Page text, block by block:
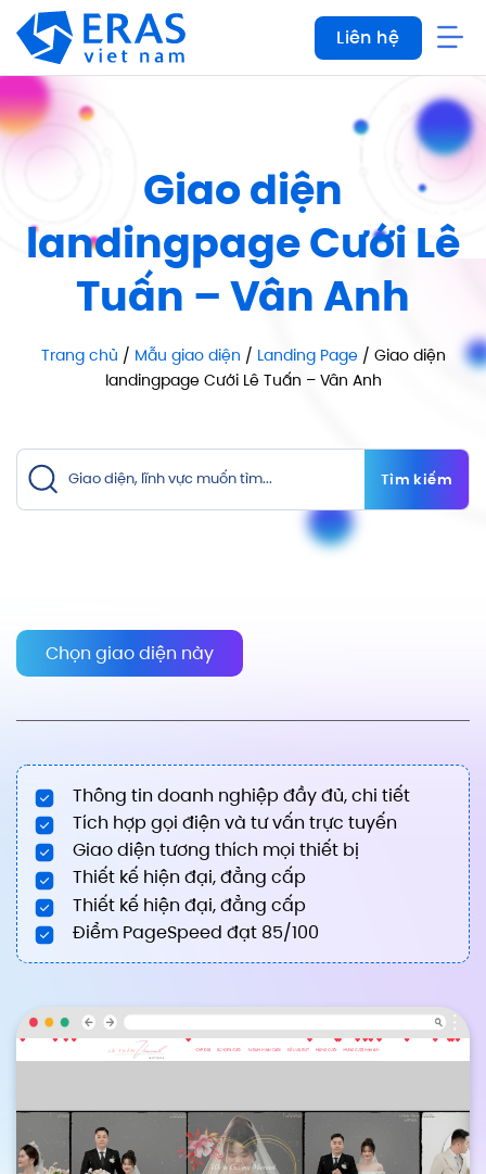
qua
dung
Liên hệ
Giao diện
landingpage Cưới Lê
Tuấn – Vân Anh
Trang chủ / Mẫu giao diện / Landing Page / Giao diện
landingpage Cưới Lê Tuấn – Vân Anh
Tìm kiếm
Chọn giao diện này
Thông tin doanh nghiệp đầy đủ, chi tiết
Tích hợp gọi điện và tư vấn trực tuyến
Giao diện tương thích mọi thiết bị
Thiết kế hiện đại, đẳng cấp
Thiết kế hiện đại, đẳng cấp
Điểm PageSpeed đạt 85/100